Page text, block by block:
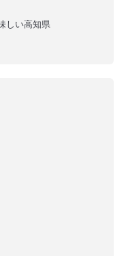
しい高知県